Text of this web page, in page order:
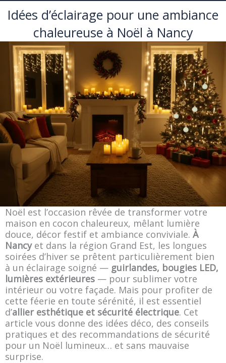
Idées d’éclairage pour une ambiance
chaleureuse à Noël à Nancy
Noël est l’occasion rêvée de transformer votre
maison en cocon chaleureux, mêlant lumière
douce, décor festif et ambiance conviviale. À
Nancyet dans la région Grand Est, les longues
soirées d’hiver se prêtent particulièrement bien
à un éclairage soigné — guirlandes, bougies LED,
lumières extérieures — pour sublimer votre
intérieur ou votre façade. Mais pour profiter de
cette féerie en toute sérénité, il est essentiel
d’allier esthétique et sécurité électrique. Cet
article vous donne des idées déco, des conseils
pratiques et des recommandations de sécurité
pour un Noël lumineux… et sans mauvaise
surprise.